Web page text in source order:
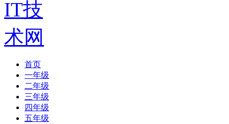
首页
一年级
二年级
三年级
四年级
五年级